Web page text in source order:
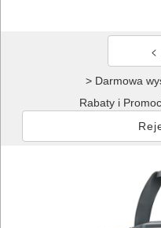
> Darmowa
Rabaty i